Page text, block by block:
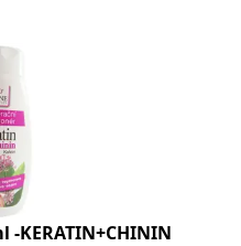
-KERATIN+CHININ